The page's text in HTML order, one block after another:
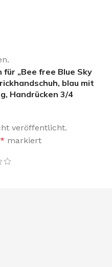
„Bee free Blue Sky
blau mit
Handrücken 3/4
veröffentlicht.
* markiert